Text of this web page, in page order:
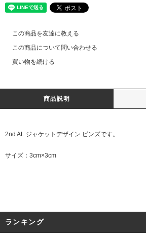
この商品を友達に教える
この商品について問い合わせる
買い物を続ける
商品説明
2nd AL ジャケットデザイン ピンズです。
サイズ：3cm×3cm
ランキング